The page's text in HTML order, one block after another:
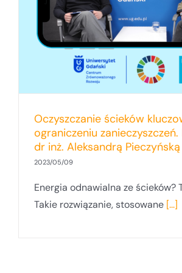
Oczyszczanie ścieków
ograniczeniu zanieczyszczeń.
dr inż. Aleksandrą Pieczyńską
2023/05/09
Energia odnawialna ze ścieków?
Takie rozwiązanie, stosowane [...]